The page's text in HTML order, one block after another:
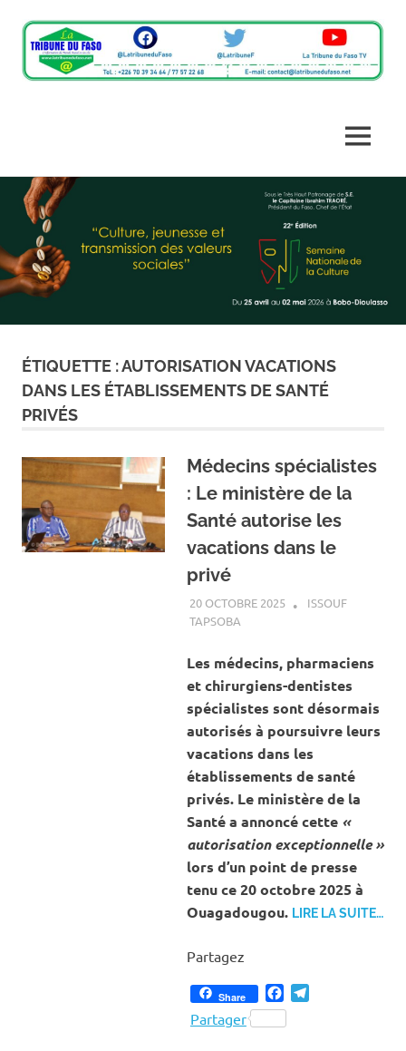
content
du
Faso
un
clic
MENU
ÉTIQUETTE :AUTORISATION VACATIONS
DANS LES ÉTABLISSEMENTS DE SANTÉ
PRIVÉS
Médecins spécialistes
: Le ministère de la
Santé autorise les
vacations dans le
privé
20 OCTOBRE 2025
ISSOUF
TAPSOBA
Les médecins, pharmaciens
et chirurgiens-dentistes
spécialistes sont désormais
autorisés à poursuivre leurs
vacations dans les
établissements de santé
privés. Le ministère de la
Santé a annoncé cette «
autorisation exceptionnelle »
lors d’un point de presse
tenu ce 20 octobre 2025 à
Ouagadougou. LIRE LA SUITE…
Partagez
Share Facebook
Partager